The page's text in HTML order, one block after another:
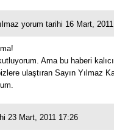
yorum tarihi 16 Mart,
Ama bu haberi
ulaştıran Sayın Yılmaz
23 Mart, 2011 17:26